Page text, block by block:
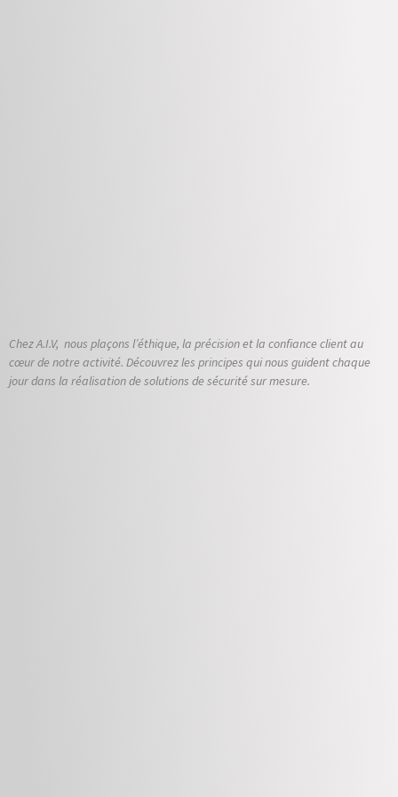
Chez A.I.V, nous plaçons l’éthique, la précision et la confiance client au
cœur de notre activité. Découvrez les principes qui nous guident chaque
jour dans la réalisation de solutions de sécurité sur mesure.